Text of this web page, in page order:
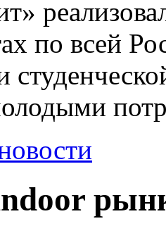
по всей